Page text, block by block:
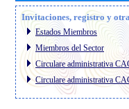
Invitaciones, registro y
Estados Miembros
Miembros del Sector
Circulare administrativa
Circulare administrativa